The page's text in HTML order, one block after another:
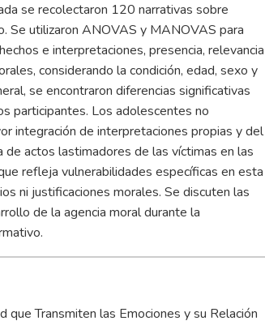
se recolectaron 120 narrativas sobre
Se utilizaron ANOVAS y MANOVAS para
e interpretaciones, presencia, relevancia
considerando la condición, edad, sexo y
se encontraron diferencias significativas
participantes. Los adolescentes no
integración de interpretaciones propias y del
de actos lastimadores de las víctimas en las
refleja vulnerabilidades específicas en esta
ni justificaciones morales. Se discuten las
de la agencia moral durante la
Transmiten las Emociones y su Relación